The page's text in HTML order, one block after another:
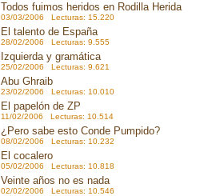
Todos fuimos heridos en Rodilla Herida
03/03/2006 Lecturas: 15.220
El talento de España
28/02/2006 Lecturas: 9.555
Izquierda y gramática
25/02/2006 Lecturas: 9.621
Abu Ghraib
23/02/2006 Lecturas: 10.010
El papelón de ZP
11/02/2006 Lecturas: 10.514
¿Pero sabe esto Conde Pumpido?
08/02/2006 Lecturas: 10.232
El cocalero
05/02/2006 Lecturas: 10.818
Veinte años no es nada
02/02/2006 Lecturas: 10.546